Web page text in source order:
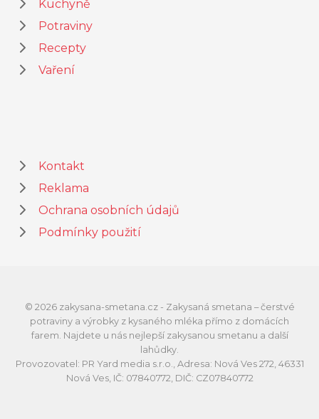
Kuchyně
Potraviny
Recepty
Vaření
Kontakt
Reklama
Ochrana osobních údajů
Podmínky použití
© 2026 zakysana-smetana.cz - Zakysaná smetana – čerstvé
potraviny a výrobky z kysaného mléka přímo z domácích
farem. Najdete u nás nejlepší zakysanou smetanu a další
lahůdky.
Provozovatel: PR Yard media s.r.o., Adresa: Nová Ves 272, 46331
Nová Ves, IČ: 07840772, DIČ: CZ07840772